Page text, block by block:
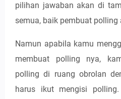
pilihan jawaban akan di
semua, baik pembuat
Namun apabila kamu
membuat polling nya,
polling di ruang obrolan
harus ikut mengisi